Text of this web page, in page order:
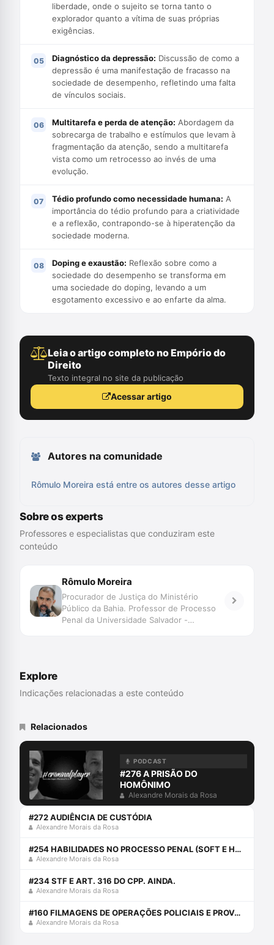
liberdade, onde o sujeito se torna tanto o
explorador quanto a vítima de suas próprias
exigências.
Diagnóstico da depressão: Discussão de como a
depressão é uma manifestação de fracasso na
sociedade de desempenho, refletindo uma falta
de vínculos sociais.
Multitarefa e perda de atenção: Abordagem da
sobrecarga de trabalho e estímulos que levam à
fragmentação da atenção, sendo a multitarefa
vista como um retrocesso ao invés de uma
evolução.
Tédio profundo como necessidade humana: A
importância do tédio profundo para a criatividade
e a reflexão, contrapondo-se à hiperatenção da
sociedade moderna.
Doping e exaustão: Reflexão sobre como a
sociedade do desempenho se transforma em
uma sociedade do doping, levando a um
esgotamento excessivo e ao enfarte da alma.
Leia o artigo completo no Empório do
Direito
Texto integral no site da publicação
Acessar artigo
Autores na comunidade
Rômulo Moreira está entre os autores desse artigo
Sobre os experts
Professores e especialistas que conduziram este
conteúdo
Rômulo Moreira
Procurador de Justiça do Ministério
Público da Bahia. Professor de Processo
Penal da Universidade Salvador -
Explore
Indicações relacionadas a este conteúdo
Relacionados
PODCAST
#276 A PRISÃO DO
HOMÔNIMO
Alexandre Morais da Rosa
#272 AUDIÊNCIA DE CUSTÓDIA
Alexandre Morais da Rosa
#254 HABILIDADES NO PROCESSO PENAL (SOFT E HARD SKILLS)
Alexandre Morais da Rosa
#234 STF E ART. 316 DO CPP. AINDA.
Alexandre Morais da Rosa
#160 FILMAGENS DE OPERAÇÕES POLICIAIS E PROVA PENAL
Alexandre Morais da Rosa